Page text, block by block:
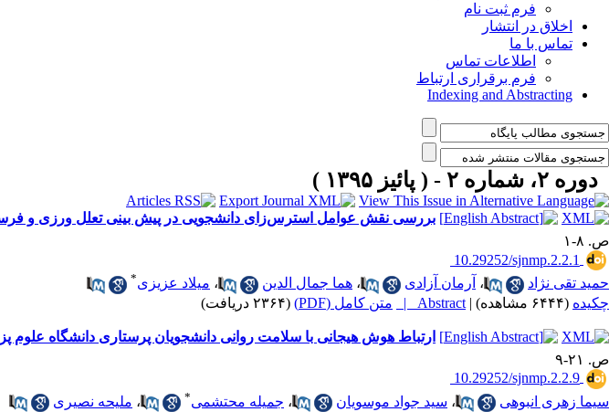
فرم ثبت نام
اخلاق در انتشار
تماس با ما
اطلاعات تماس
فرم برقراری ارتباط
Indexing and Abstracting
دوره ۲، شماره ۲ - ( پائیز ۱۳۹۵ )
بررسی نقش عوامل استرس‌زای دانشجویی در پیش بینی تعلل ورزی و
ص. ۸-۱
‎ 10.29252/sjnmp.2.2.1
حمید تقی نژاد
، آرمان آزادی ، هما جمال الدین ، میلاد عزیزی*
چکیده (۶۴۴۴ مشاهده) |
Abstract | متن کامل (PDF) (۲۳۶۴ دریافت)
ارتباط هوش هیجانی با سلامت روانی دانشجویان پرستاری دانشگاه علوم
ص. ۲۱-۹
‎ 10.29252/sjnmp.2.2.9
سیما زهری انبوهی
، سید جواد موسویان ، جمیله محتشمی* ، ملیحه نصیری